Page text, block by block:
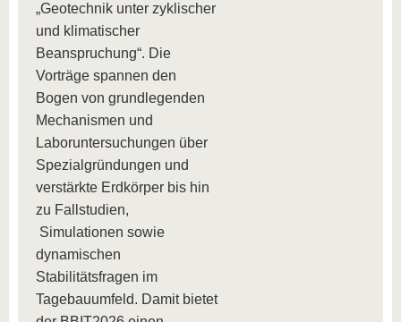
„Geotechnik unter zyklischer
und klimatischer
Beanspruchung“. Die
Vorträge spannen den
Bogen von grundlegenden
Mechanismen und
Laboruntersuchungen über
Spezialgründungen und
verstärkte Erdkörper bis hin
zu Fallstudien,
Simulationen sowie
dynamischen
Stabilitätsfragen im
Tagebauumfeld. Damit bietet